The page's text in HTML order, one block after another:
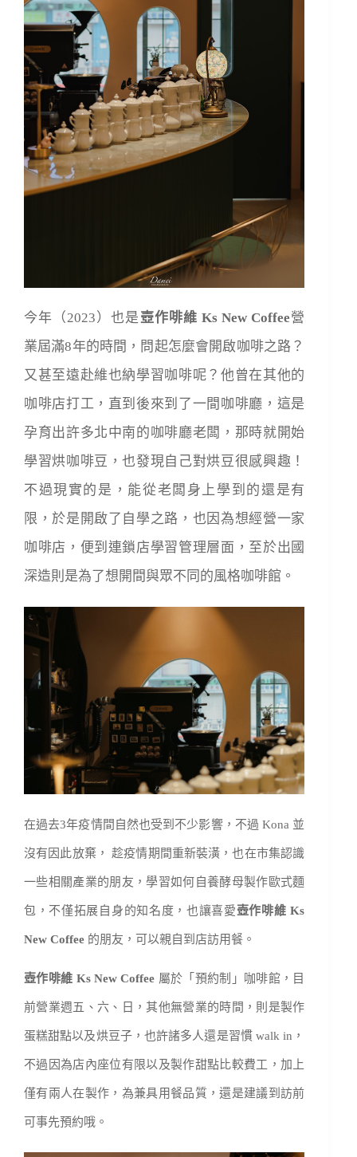
今年（2023）也是 壺作啡維 Ks New Coffee營
業屆滿8年的時間，問起怎麼會開啟咖啡之路？
又甚至遠赴維也納學習咖啡呢？他曾在其他的
咖啡店打工，直到後來到了一間咖啡廳，這是
孕育出許多北中南的咖啡廳老闆， 那時就開始
學習烘咖啡豆，也發現自己對烘豆很感興趣！
不過現實的是，能從老闆身上學到的還是有
限， 於是開啟了自學之路，也因為想經營一家
咖啡店，便到 連鎖店學習管理層面，至於出國
深造則是為了想開間與眾不同的風格咖啡館。
在過去3年疫情間自然也受到不少影響，不過 Kona 並
沒有因此放棄， 趁疫情期間重新裝潢，也在市集認識
一些相關產業的朋友，學習如何自養酵母製作歐式麵
包，不僅拓展自身的知名度，也讓喜愛壺作啡維 Ks
New Coffee 的朋友，可以親自到店訪用餐。
壺作啡維 Ks New Coffee 屬於「預約制」咖啡館，目
前營業週五、六、日，其他無營業的時間，則是製作
蛋糕甜點以及烘豆子，也許諸多人還是習慣 walk in，
不過因為店內座位有限以及製作甜點比較費工，加上
僅有兩人在製作，為兼具用餐品質，還是建議到訪前
可事先預約哦。